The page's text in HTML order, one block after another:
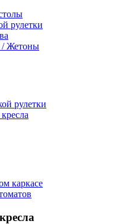
рулетки
Жетоны
рулетки
каркасе